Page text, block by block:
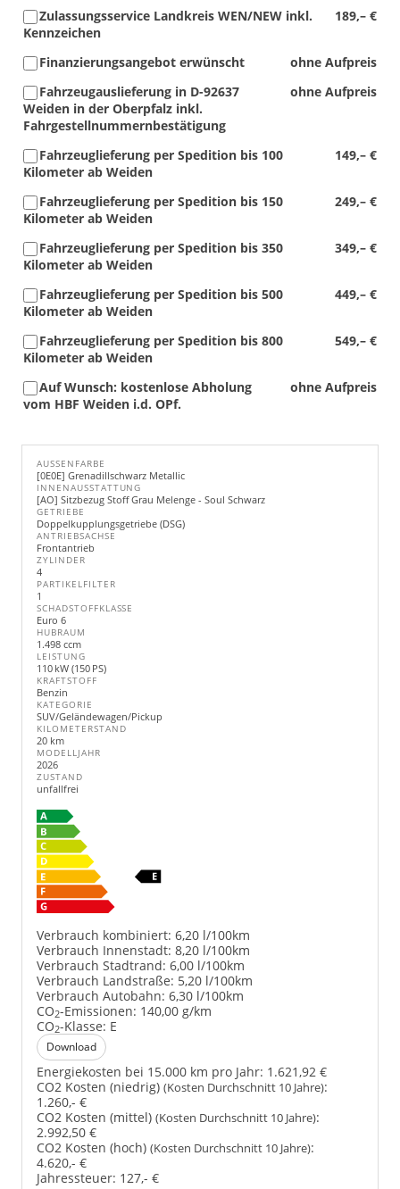
189,– €
Zulassungsservice Landkreis WEN/NEW inkl.
Kennzeichen
ohne Aufpreis
Finanzierungsangebot erwünscht
ohne Aufpreis
Fahrzeugauslieferung in D-92637
Weiden in der Oberpfalz inkl.
Fahrgestellnummernbestätigung
149,– €
Fahrzeuglieferung per Spedition bis 100
Kilometer ab Weiden
249,– €
Fahrzeuglieferung per Spedition bis 150
Kilometer ab Weiden
349,– €
Fahrzeuglieferung per Spedition bis 350
Kilometer ab Weiden
449,– €
Fahrzeuglieferung per Spedition bis 500
Kilometer ab Weiden
549,– €
Fahrzeuglieferung per Spedition bis 800
Kilometer ab Weiden
ohne Aufpreis
Auf Wunsch: kostenlose Abholung
vom HBF Weiden i.d. OPf.
AUSSENFARBE
[0E0E] Grenadillschwarz Metallic
INNENAUSSTATTUNG
[AO] Sitzbezug Stoff Grau Melenge - Soul Schwarz
GETRIEBE
Doppelkupplungsgetriebe (DSG)
ANTRIEBSACHSE
Frontantrieb
ZYLINDER
4
PARTIKELFILTER
1
SCHADSTOFFKLASSE
Euro 6
HUBRAUM
1.498 ccm
LEISTUNG
110 kW (150 PS)
KRAFTSTOFF
Benzin
KATEGORIE
SUV/Geländewagen/Pickup
KILOMETERSTAND
20 km
MODELLJAHR
2026
ZUSTAND
unfallfrei
Verbrauch kombiniert: 6,20 l/100km
Verbrauch Innenstadt: 8,20 l/100km
Verbrauch Stadtrand: 6,00 l/100km
Verbrauch Landstraße: 5,20 l/100km
Verbrauch Autobahn: 6,30 l/100km
CO2-Emissionen: 140,00 g/km
CO2-Klasse: E
Download
Energiekosten bei 15.000 km pro Jahr: 1.621,92 €
CO2 Kosten (niedrig) (Kosten Durchschnitt 10 Jahre):
1.260,- €
CO2 Kosten (mittel) (Kosten Durchschnitt 10 Jahre):
2.992,50 €
CO2 Kosten (hoch) (Kosten Durchschnitt 10 Jahre):
4.620,- €
Jahressteuer: 127,- €